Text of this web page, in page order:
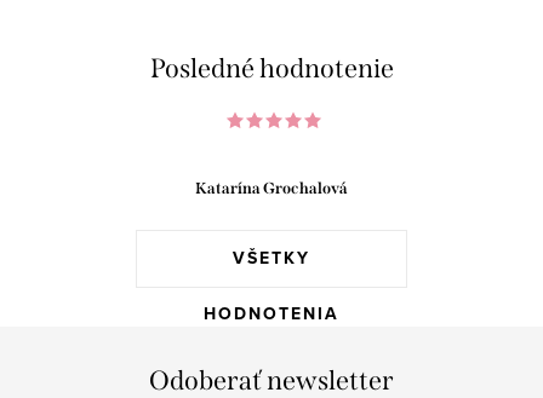
Posledné hodnotenie
VŠETKY
HODNOTENIA
Katarína Grochalová
Odoberať newsletter